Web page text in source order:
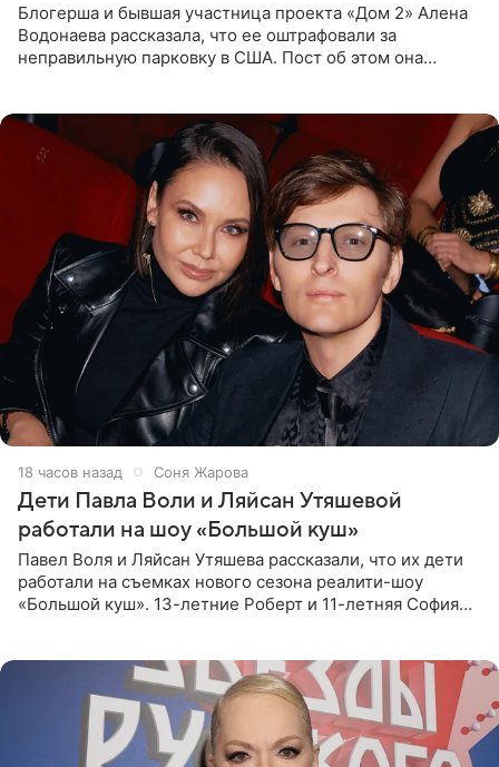
Блогерша и бывшая участница проекта «Дом 2» Алена
Водонаева рассказала, что ее оштрафовали за
неправильную парковку в США. Пост об этом она
18 часов назад Соня Жарова
Дети Павла Воли и Ляйсан Утяшевой
работали на шоу «Большой куш»
Павел Воля и Ляйсан Утяшева рассказали, что их дети
работали на съемках нового сезона реалити-шоу
«Большой куш». 13-летние Роберт и 11-летняя София